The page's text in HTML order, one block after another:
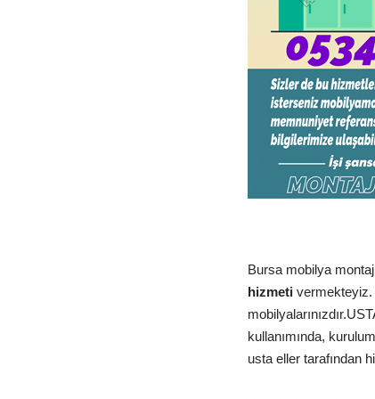
Bursa mobilya
hizmetivermekteyiz.
kullanımında,
usta eller tarafından